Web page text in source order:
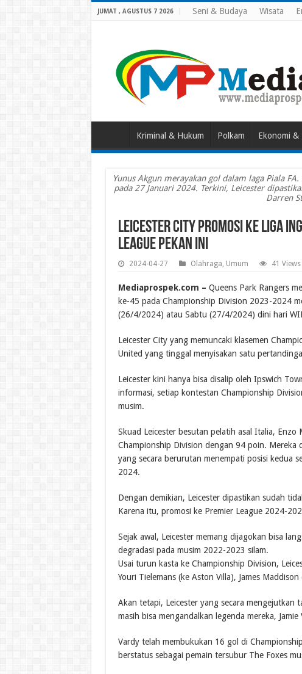
JUMAT , AGUSTUS 7 2026 Seni & Budaya Wisata
Kriminal & Hukum Polkam Ekonomi &
Yunus Akgun merayakan gol dalam laga Piala
pada 27 Januari 2024. Terkini, Leicester
Darren
Leicester City Promosi ke Liga
League Pekan Ini
2024-04-27 Olahraga, Umum 41 Views
Mediaprospek.com – Queens Park Rangers
ke-45 pada Championship Division 2023-2024
(26/4/2024) atau Sabtu (27/4/2024) dini hari
Leicester City yang memuncaki klasemen
United yang tinggal menyisakan satu
Leicester kini hanya bisa disalip oleh Ipswich
informasi, setiap kontestan Championship
musim.
Skuad Leicester besutan pelatih asal Italia, Enzo
Championship Division dengan 94 poin.
yang secara berurutan menempati posisi kedua
2024.
Dengan demikian, Leicester dipastikan sudah
Karena itu, promosi ke Premier League 2024-
Sejak awal, Leicester memang dijagokan bisa
degradasi pada musim 2022-2023 silam.
Usai turun kasta ke Championship Division,
Youri Tielemans (ke Aston Villa), James
Akan tetapi, Leicester yang secara mengejutkan
masih bisa mengandalkan legenda mereka, Jamie
Vardy telah membukukan 16 gol di
berstatus sebagai pemain tersubur The Foxes